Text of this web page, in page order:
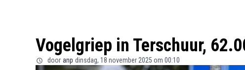
Vogelgriep in Terschuur,
door anp dinsdag, 18 november 2025 om 00:10